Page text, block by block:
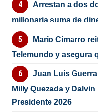
Arrestan a dos
millonaria suma de
Mario Cimarro
Telemundo y asegura
Juan Luis
Milly Quezada y Dalvin
Presidente 2026